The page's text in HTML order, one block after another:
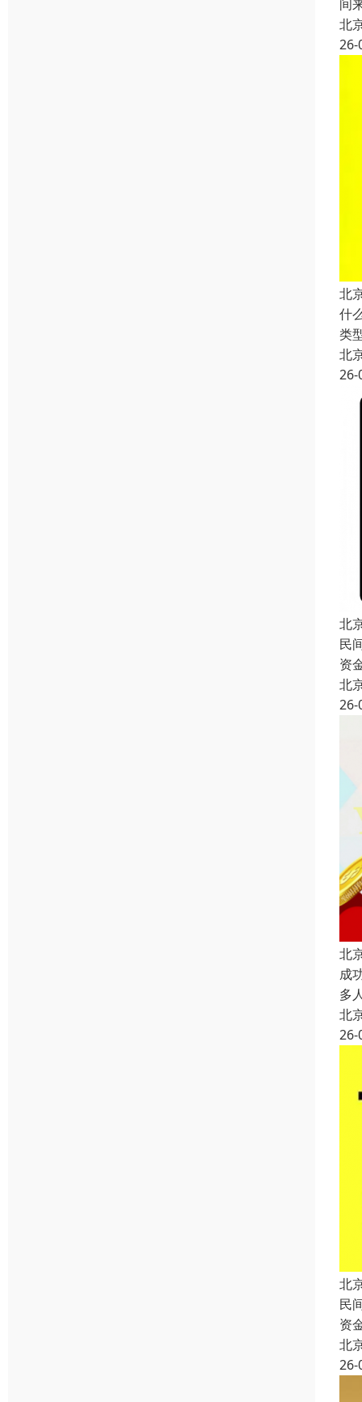
间
北
26-
北
什
类
北
26-
北
民
资
北
26-
北
成
多
北
26-
北
民
资
北
26-